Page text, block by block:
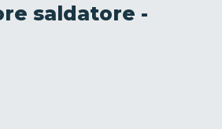
saldatore -